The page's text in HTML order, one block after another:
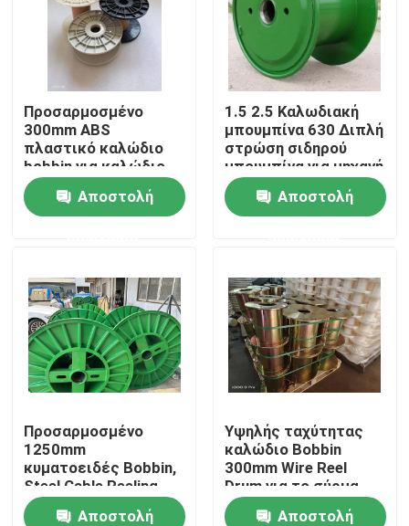
Προϊόντα
Βίντεο
Σχετικά με εμάς
Επισκεψή εργοστασίου
Προσαρμοσμένο
300mm ABS
πλαστικό καλώδιο
bobbin για καλώδιο
κατασκευής μηχανή
Αποστολή
1.5 2.5 Καλωδιακή
μπουμπίνα 630 Διπλή
στρώση σιδηρού
μπουμπίνα για μηχανή
ομαδοποίησης
Αποστολή
Προσαρμοσμένο
1250mm
κυματοειδές Bobbin,
Steel Cable Reeling
Drum
Αποστολή
Υψηλής ταχύτητας
καλώδιο Bobbin
300mm Wire Reel
Drum για το σύρμα
μηχανή σχεδίασης
Αποστολή